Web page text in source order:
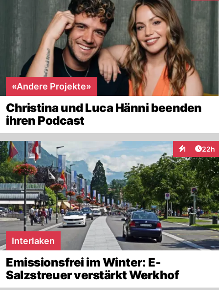
«Andere Projekte»
Christina und Luca Hänni beenden
ihren Podcast
1
Interaktionen
22h
Interlaken
Emissionsfrei im Winter: E-
Salzstreuer verstärkt Werkhof